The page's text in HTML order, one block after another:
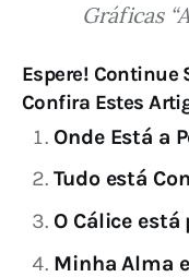
Gráficas
Espere! Continue
Confira Estes
Onde Está a
Tudo está
O Cálice
Minha Alma